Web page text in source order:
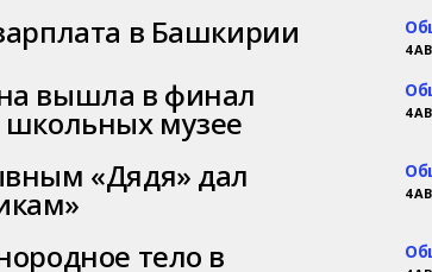
в Башкирии 4
вышла в финал
школьных музее 4
«Дядя» дал 4
тело в